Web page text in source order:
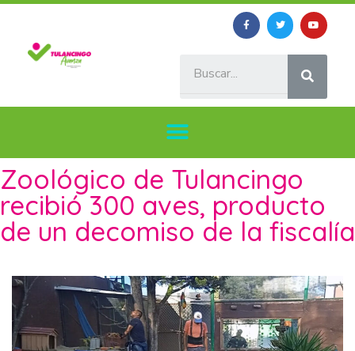
Zoológico de Tulancingo
recibió 300 aves, producto
de un decomiso de la fiscalía